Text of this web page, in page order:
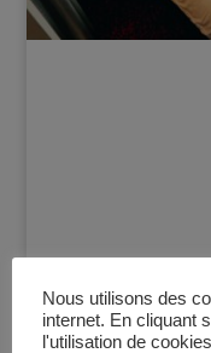
NEX
Nous utilisons des
internet. En cliquant
l'utilisation de